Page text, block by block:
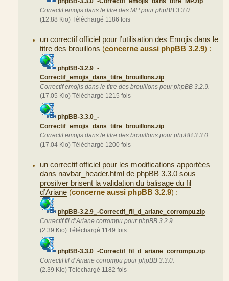
Correctif emojis dans le titre des MP pour phpBB 3.3.0.
(12.88 Kio) Téléchargé 1186 fois
un correctif officiel pour l’utilisation des Emojis dans le
titre des brouillons (concerne aussi phpBB 3.2.9) :
phpBB-3.2.9_-
Correctif_emojis_dans_titre_brouillons.zip
Correctif emojis dans le titre des brouillons pour phpBB 3.2.9.
(17.05 Kio) Téléchargé 1215 fois
phpBB-3.3.0_-
Correctif_emojis_dans_titre_brouillons.zip
Correctif emojis dans le titre des brouillons pour phpBB 3.3.0.
(17.04 Kio) Téléchargé 1200 fois
un correctif officiel pour les modifications apportées
dans navbar_header.html de phpBB 3.3.0 sous
prosilver brisent la validation du balisage du fil
d’Ariane (concerne aussi phpBB 3.2.9) :
phpBB-3.2.9_-Correctif_fil_d_ariane_corrompu.zip
Correctif fil d’Ariane corrompu pour phpBB 3.2.9.
(2.39 Kio) Téléchargé 1149 fois
phpBB-3.3.0_-Correctif_fil_d_ariane_corrompu.zip
Correctif fil d’Ariane corrompu pour phpBB 3.3.0.
(2.39 Kio) Téléchargé 1182 fois